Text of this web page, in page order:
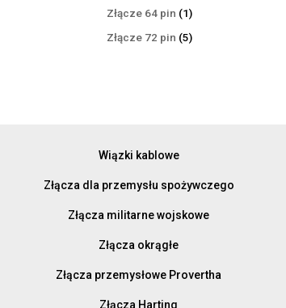
produkty
Złącze 64 pin 11
produkt
Złącze 72 pin 55
Wiązki kablowe
Złącza dla przemysłu spożywczego
Złącza militarne wojskowe
Złącza okrągłe
Złącza przemysłowe Provertha
Złącza Harting